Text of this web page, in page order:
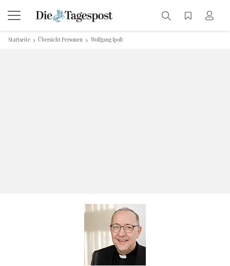
Startseite Übersicht Personen Wolfgang Ipolt